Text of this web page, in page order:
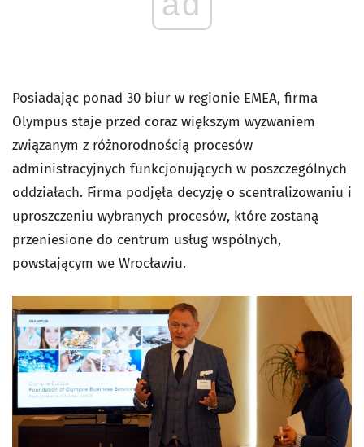
Posiadając ponad 30 biur w regionie EMEA, firma
Olympus staje przed coraz większym wyzwaniem
związanym z różnorodnością procesów
administracyjnych funkcjonujących w poszczególnych
oddziałach. Firma podjęła decyzję o scentralizowaniu i
uproszczeniu wybranych procesów, które zostaną
przeniesione do centrum usług wspólnych,
powstającym we Wrocławiu.